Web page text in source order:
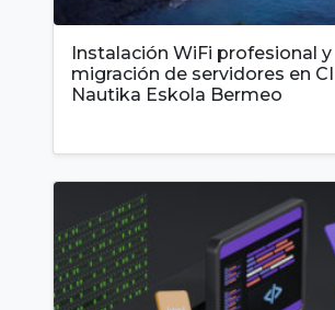
Instalación WiFi profesional y
migración de servidores en
Nautika Eskola Bermeo